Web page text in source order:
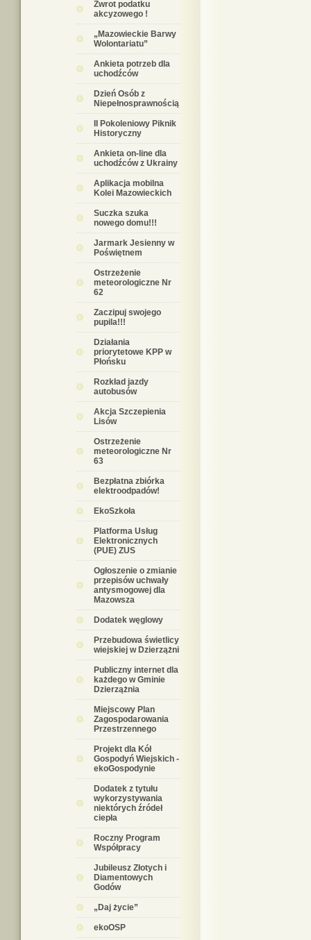
Zwrot podatku
akcyzowego !
„Mazowieckie Barwy
Wolontariatu”
Ankieta potrzeb dla
uchodźców
Dzień Osób z
Niepełnosprawnością
II Pokoleniowy Piknik
Historyczny
Ankieta on-line dla
uchodźców z Ukrainy
Aplikacja mobilna
Kolei Mazowieckich
Suczka szuka
nowego domu!!!
Jarmark Jesienny w
Poświętnem
Ostrzeżenie
meteorologiczne Nr
62
Zaczipuj swojego
pupila!!!
Działania
priorytetowe KPP w
Płońsku
Rozkład jazdy
autobusów
Akcja Szczepienia
Lisów
Ostrzeżenie
meteorologiczne Nr
63
Bezpłatna zbiórka
elektroodpadów!
EkoSzkoła
Platforma Usług
Elektronicznych
(PUE) ZUS
Ogłoszenie o zmianie
przepisów uchwały
antysmogowej dla
Mazowsza
Dodatek węglowy
Przebudowa świetlicy
wiejskiej w Dzierzążni
Publiczny internet dla
każdego w Gminie
Dzierzążnia
Miejscowy Plan
Zagospodarowania
Przestrzennego
Projekt dla Kół
Gospodyń Wiejskich -
ekoGospodynie
Dodatek z tytułu
wykorzystywania
niektórych źródeł
ciepła
Roczny Program
Współpracy
Jubileusz Złotych i
Diamentowych
Godów
„Daj życie”
ekoOSP